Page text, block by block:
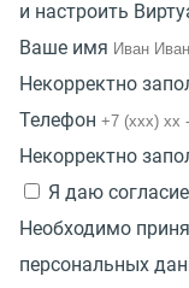
и настроить
Ваше имя
Некорректно
Телефон
Некорректно
Я даю
Необходимо
персональных